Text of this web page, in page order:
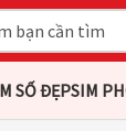
SỐ ĐẸPSIM